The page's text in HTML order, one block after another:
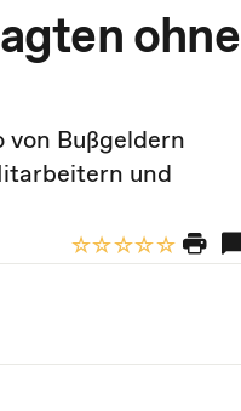
ohne
Bußgeldern
und